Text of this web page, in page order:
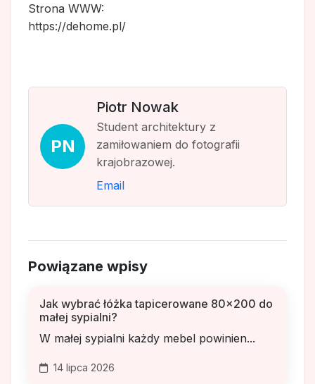
Strona WWW:
https://dehome.pl/
PN
Piotr Nowak
Student architektury z
zamiłowaniem do fotografii
krajobrazowej.
Email
Powiązane wpisy
Jak wybrać łóżka tapicerowane 80x200 do
małej sypialni?
W małej sypialni każdy mebel powinien...
14 lipca 2026